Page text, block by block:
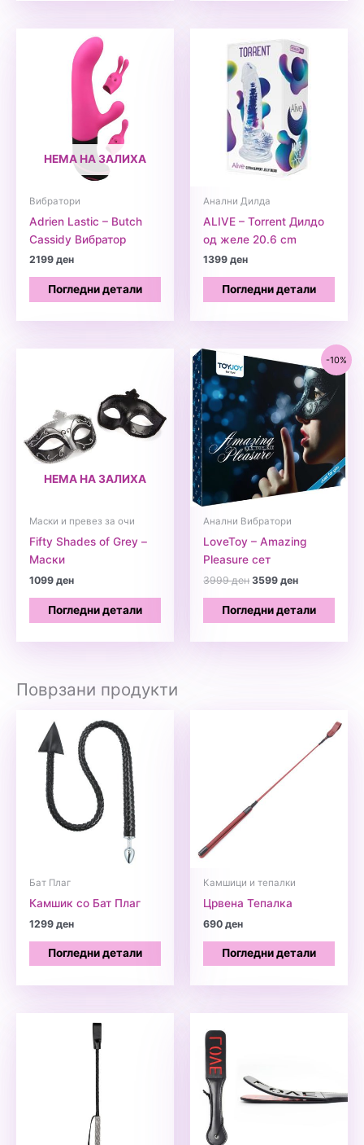
НЕМА НА ЗАЛИХА
Вибратори
Adrien Lastic – Butch
Cassidy Вибратор
2199ден
Погледни детали
Анални Дилда
ALIVE – Torrent Дилдо
од желе 20.6 cm
1399ден
Погледни детали
НЕМА НА ЗАЛИХА
Маски и превез за очи
Fifty Shades of Grey –
Маски
1099ден
Погледни детали
-10%
Анални Вибратори
LoveToy – Amazing
Pleasure сет
3999денOriginal
was:
3999 ден.
3599денCurrent
is:
Погледни детали
Поврзани продукти
Бат Плаг
Камшик со Бат Плаг
1299ден
Погледни детали
Камшици и тепалки
Црвена Тепалка
690ден
Погледни детали